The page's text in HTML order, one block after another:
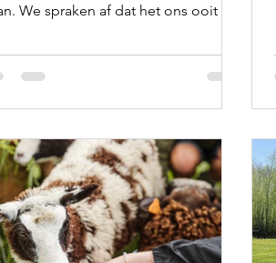
We spraken af dat het ons ooit zal